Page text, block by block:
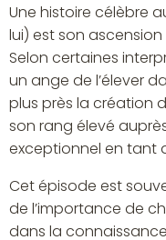
Une histoire célèbre
lui) est son
Selon certaines
un ange de l’élever
plus près la création
son rang élevé
exceptionnel en tant
Cet épisode est
de l’importance de
dans la